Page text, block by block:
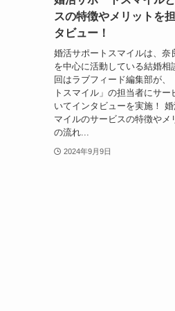
スの特徴やメリットを
タビュー！
婚活サポートスマイルは、奈
を中心に活動している結婚相
回はラブフィード編集部が、
トスマイル」の担当者にサー
いてインタビューを実施！
マイルのサービスの特徴やメ
の流れ...
2024年9月9日